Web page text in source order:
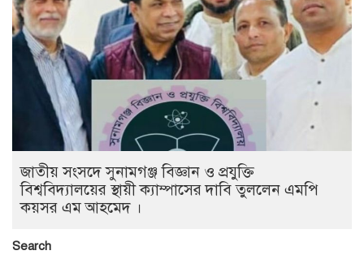
জাতীয় সংসদে সুনামগঞ্জ বিজ্ঞান ও প্রযুক্তি
বিশ্ববিদ্যালয়ের স্থায়ী ক্যাম্পাসের দাবি তুললেন এমপি
কয়সর এম আহমেদ ।
Search